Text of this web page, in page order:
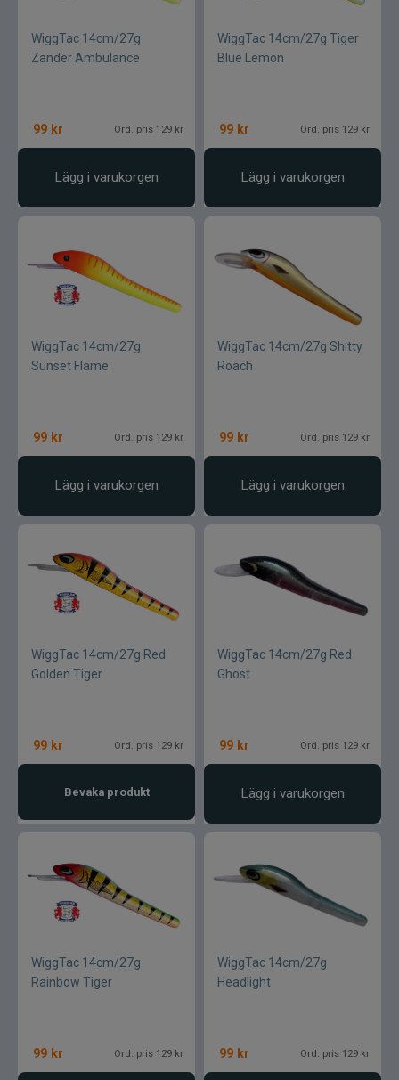
Blue fox skeddrag
Berkley
Blue fox Vibrax
Bergmans
BFT
C&F Design
Costa
CWC
Cisco Kid
Drennan
Eiger
Leech
Fibe
WiggTac 14cm/27g
Zander Ambulance
99 kr Ord. pris 129 kr
Lägg i varukorgen
WiggTac 14cm/27g Tiger
Blue Lemon
99 kr Ord. pris 129 kr
Lägg i varukorgen
WiggTac 14cm/27g
Sunset Flame
99 kr Ord. pris 129 kr
Lägg i varukorgen
WiggTac 14cm/27g Shitty
Roach
99 kr Ord. pris 129 kr
Lägg i varukorgen
WiggTac 14cm/27g Red
Golden Tiger
99 kr Ord. pris 129 kr
Bevaka produkt
WiggTac 14cm/27g Red
Ghost
99 kr Ord. pris 129 kr
Lägg i varukorgen
WiggTac 14cm/27g
Rainbow Tiger
99 kr Ord. pris 129 kr
WiggTac 14cm/27g
Headlight
99 kr Ord. pris 129 kr